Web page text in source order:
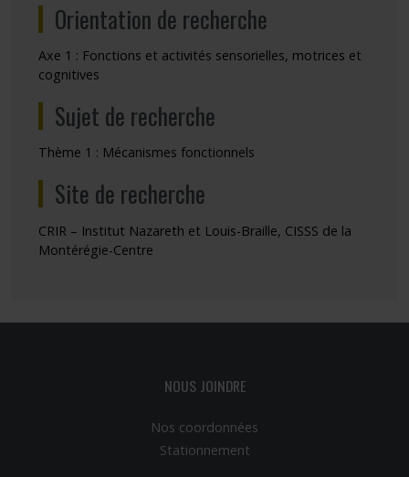
Orientation de recherche
Axe 1 : Fonctions et activités sensorielles, motrices et
cognitives
Sujet de recherche
Thème 1 : Mécanismes fonctionnels
Site de recherche
CRIR – Institut Nazareth et Louis-Braille, CISSS de la
Montérégie-Centre
NOUS JOINDRE
Nos coordonnées
Stationnement